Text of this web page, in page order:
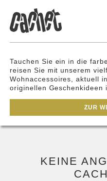
Tauchen Sie ein in die
reisen Sie mit unserem
Wohnaccessoires, aktuell
originellen Geschenkideen
ZUR
KEINE